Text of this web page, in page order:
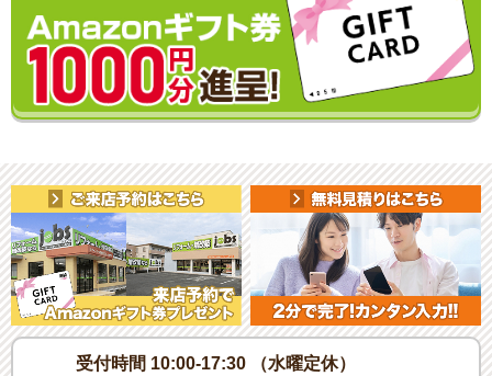
受付時間 10:00-17:30 （水曜定休）